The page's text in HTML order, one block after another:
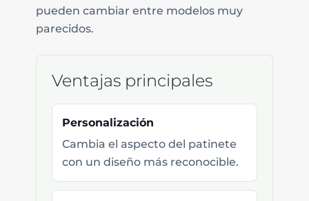
pueden cambiar entre modelos muy
parecidos.
Ventajas principales
Personalización
Cambia el aspecto del patinete
con un diseño más reconocible.